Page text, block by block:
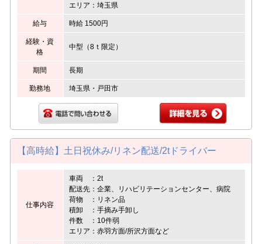
エリア：埼玉県
給与 時給 1500円
経験・資
格
中型（8ｔ限定）
期間 長期
勤務地 埼玉県・戸田市
【高時給】土日祝休み/リネン配送/2tドライバー
仕事内容
車両 ：2t
配送先：企業、リハビリテーションセンター、病院
荷物 ：リネン品
積卸 ：手摘み手卸し
件数 ：10件弱
エリア：赤羽方面/所沢方面など